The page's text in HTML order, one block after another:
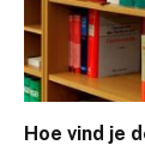
Hoe vind je